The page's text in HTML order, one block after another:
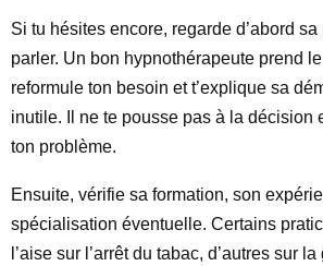
Si tu hésites encore, regarde d’abord
parler. Un bon hypnothérapeute prend le
reformule ton besoin et t’explique sa
inutile. Il ne te pousse pas à la décision
ton problème.
Ensuite, vérifie sa formation, son
spécialisation éventuelle. Certains
l’aise sur l’arrêt du tabac, d’autres sur